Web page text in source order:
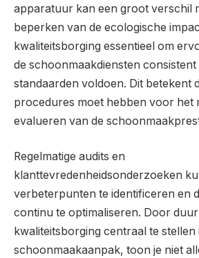
apparatuur kan een groot verschil
beperken van de ecologische
kwaliteitsborging essentieel om
de schoonmaakdiensten consistent
standaarden voldoen. Dit betekent
procedures moet hebben voor het
evalueren van de
Regelmatige audits en
klanttevredenheidsonderzoeken
verbeterpunten te identificeren en
continu te optimaliseren. Door
kwaliteitsborging centraal te stellen
schoonmaakaanpak, toon je niet